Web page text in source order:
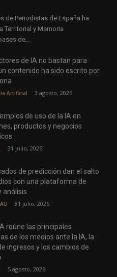
de Periodistas de España ha
Territorial y Memoria
de...
de IA no bastan para
contenido ha sido escrito por
Artificial 3 agosto, 2026
de uso de la IA en
productos y negocios
31 julio, 2026
de predicción dan el salto
con una plataforma de
análisis
31 julio, 2026
reúne las principales
de los medios ante la IA, la
ingresos y los cambios de
5 agosto, 2026